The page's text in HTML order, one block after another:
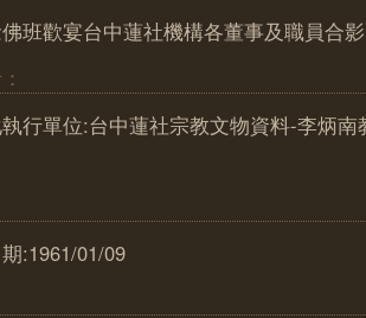
班歡宴台中蓮社機構各董事及職員合
行單位:台中蓮社宗教文物資料-李炳
:1961/01/09